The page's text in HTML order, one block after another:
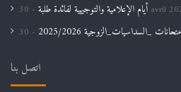
أيام الإعلامية والتوجيهية لفائدة طلبة30 avril
_السداسيات_الزوجية 2025/2026
اتصل بنا